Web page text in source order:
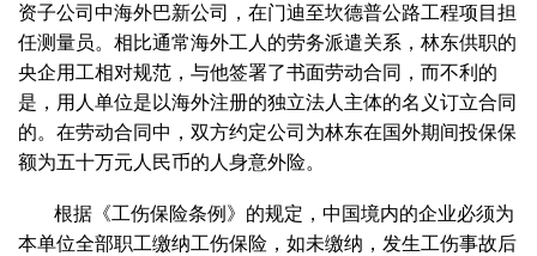
资子公司中海外巴新公司，在门迪至坎德普公路工程项目担
任测量员。相比通常海外工人的劳务派遣关系，林东供职的
央企用工相对规范，与他签署了书面劳动合同，而不利的
是，用人单位是以海外注册的独立法人主体的名义订立合同
的。在劳动合同中，双方约定公司为林东在国外期间投保保
额为五十万元人民币的人身意外险。
根据《工伤保险条例》的规定，中国境内的企业必须为
本单位全部职工缴纳工伤保险，如未缴纳，发生工伤事故后